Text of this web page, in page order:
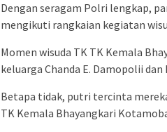
Dengan seragam Polri lengkap,
mengikuti rangkaian kegiatan
Momen wisuda TK TK Kemala
keluarga Chanda E. Damopolii dan
Betapa tidak, putri tercinta
TK Kemala Bhayangkari